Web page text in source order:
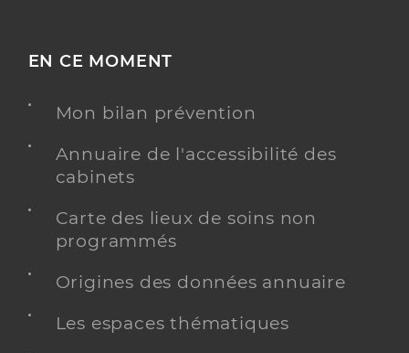
EN CE MOMENT
Mon bilan prévention
Annuaire de l'accessibilité des
cabinets
Carte des lieux de soins non
programmés
Origines des données annuaire
Les espaces thématiques